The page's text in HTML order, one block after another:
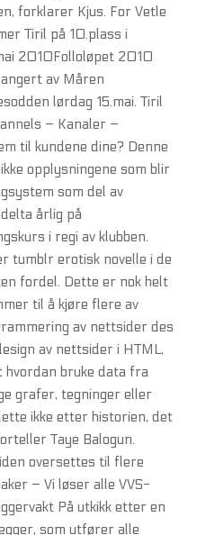
forklarer Kjus. For Vetle
Tiril på 10.plass i
2010Folloløpet 2010
av Måren
lørdag 15.mai. Tiril
– Kanaler –
til kundene dine? Denne
opplysningene som blir
som del av
årlig på
i regi av klubben.
tumblr erotisk novelle i de
fordel. Dette er nok helt
til å kjøre flere av
av nettsider des
av nettsider i HTML,
hvordan bruke data fra
grafer, tegninger eller
ikke etter historien, det
Taye Balogun.
oversettes til flere
– Vi løser alle VVS-
På utkikk etter en
som utfører alle